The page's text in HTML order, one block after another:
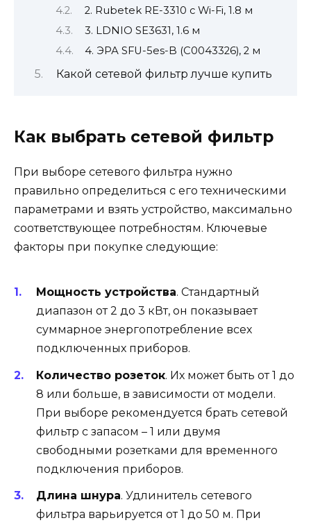
2. Rubetek RE-3310 с Wi-Fi, 1.8 м
3. LDNIO SE3631, 1.6 м
4. ЭРА SFU-5es-B (C0043326), 2 м
Какой сетевой фильтр лучше купить
Как выбрать сетевой фильтр
При выборе сетевого фильтра нужно
правильно определиться с его техническими
параметрами и взять устройство, максимально
соответствующее потребностям. Ключевые
факторы при покупке следующие:
Мощность устройства. Стандартный
диапазон от 2 до 3 кВт, он показывает
суммарное энергопотребление всех
подключенных приборов.
Количество розеток. Их может быть от 1 до
8 или больше, в зависимости от модели.
При выборе рекомендуется брать сетевой
фильтр с запасом – 1 или двумя
свободными розетками для временного
подключения приборов.
Длина шнура. Удлинитель сетевого
фильтра варьируется от 1 до 50 м. При